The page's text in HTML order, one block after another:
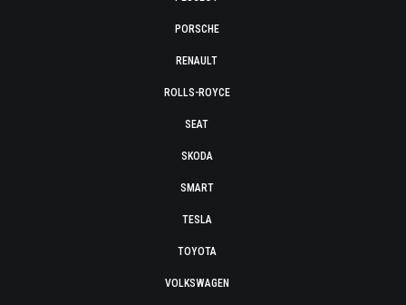
PORSCHE
RENAULT
ROLLS-ROYCE
SEAT
SKODA
SMART
TESLA
TOYOTA
VOLKSWAGEN